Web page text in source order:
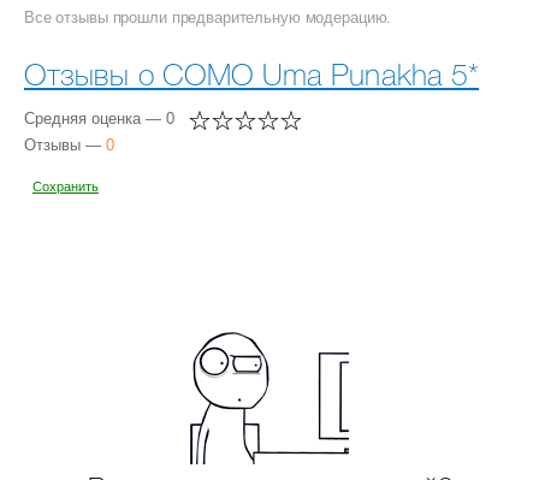
Все отзывы прошли предварительную модерацию.
Отзывы о COMO Uma Punakha 5*
Средняя оценка — 0
Отзывы — 0
Сохранить